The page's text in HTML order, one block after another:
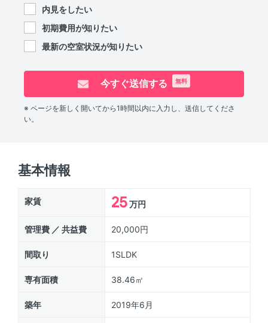
内見をしたい
初期費用が知りたい
最新の空室状況が知りたい
今すぐ送信する 無料
※ ページを新しく開いてから1時間以内に入力し、送信してくださ
い。
基本情報
家賃 25万円
管理費 ／ 共益費 20,000円
間取り 1SLDK
専有面積 38.46㎡
築年 2019年6月